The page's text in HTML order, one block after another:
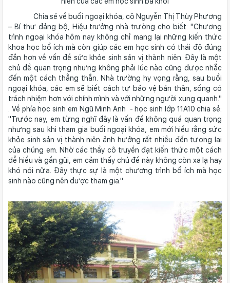
Chia sẻ về buổi ngoại khóa, cô Nguyễn Thị Thùy Phương
– Bí thư đảng bộ, Hiệu trưởng nhà trường cho biết: "Chương
trình ngoại khóa hôm nay không chỉ mang lại những kiến thức
khoa học bổ ích mà còn giúp các em học sinh có thái độ đúng
đắn hơn về vấn đề sức khỏe sinh sản vị thành niên. Đây là một
chủ đề quan trọng nhưng không phải lúc nào cũng được nhắc
đến một cách thẳng thắn. Nhà trường hy vọng rằng, sau buổi
ngoại khóa, các em sẽ biết cách tự bảo vệ bản thân, sống có
trách nhiệm hơn với chính mình và với những người xung quanh."
. Về phía học sinh em Ngũ Minh Anh - học sinh lớp 11A10 chia sẻ:
"Trước nay, em từng nghĩ đây là vấn đề không quá quan trọng
nhưng sau khi tham gia buổi ngoại khóa, em mới hiểu rằng sức
khỏe sinh sản vị thành niên ảnh hưởng rất nhiều đến tương lai
của chúng em. Nhờ các thầy cô truyền đạt kiến thức một cách
dễ hiểu và gần gũi, em cảm thấy chủ đề này không còn xa lạ hay
khó nói nữa. Đây thực sự là một chương trình bổ ích mà học
sinh nào cũng nên được tham gia."